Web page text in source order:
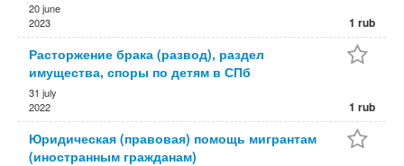
20 june
2023
1 rub
Расторжение брака (развод), раздел
имущества, споры по детям в СПб
31 july
2022
1 rub
Юридическая (правовая) помощь мигрантам
(иностранным гражданам)